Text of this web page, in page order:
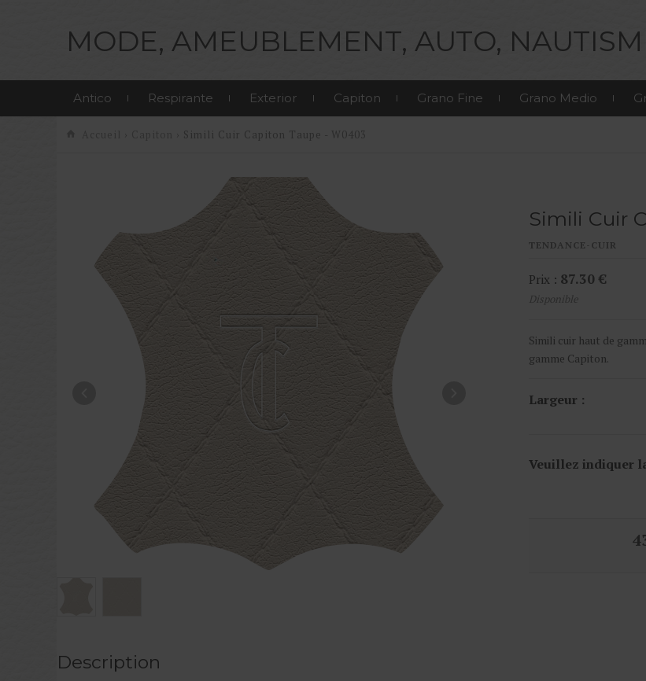
MODE, AMEUBLEMENT, AUTO,
Antico Respirante Exterior Capiton Grano Fine Grano Medio
› › Simili Cuir Capiton Taupe - W0403
Simili Cuir
TENDANCE-CUIR
Prix : 87.30 €
Disponible
Simili cuir haut de
gamme Capiton.
Largeur :
Veuillez indiquer
Description